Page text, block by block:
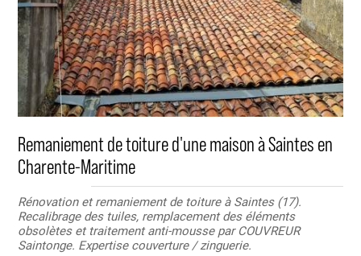
Remaniement de toiture d'une maison à Saintes en
Charente-Maritime
Rénovation et remaniement de toiture à Saintes (17).
Recalibrage des tuiles, remplacement des éléments
obsolètes et traitement anti-mousse par COUVREUR
Saintonge. Expertise couverture / zinguerie.